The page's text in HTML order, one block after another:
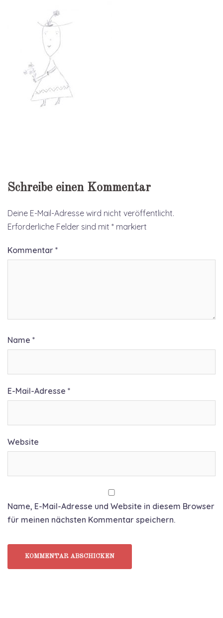
Schreibe einen Kommentar
Deine E-Mail-Adresse wird nicht veröffentlicht.
Erforderliche Felder sind mit * markiert
Kommentar *
Name *
E-Mail-Adresse *
Website
Name, E-Mail-Adresse und Website in diesem Browser
für meinen nächsten Kommentar speichern.